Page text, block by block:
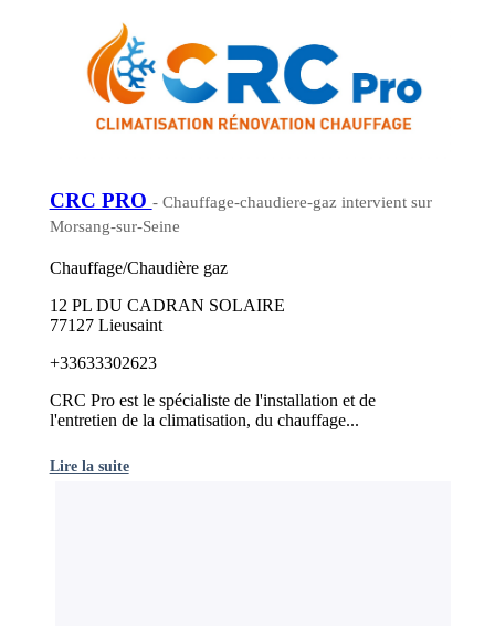
CRC PRO - Chauffage-chaudiere-gaz intervient sur
Morsang-sur-Seine
Chauffage/Chaudière gaz
12 PL DU CADRAN SOLAIRE
77127 Lieusaint
+33633302623
CRC Pro est le spécialiste de l'installation et de
l'entretien de la climatisation, du chauffage...
Lire la suite